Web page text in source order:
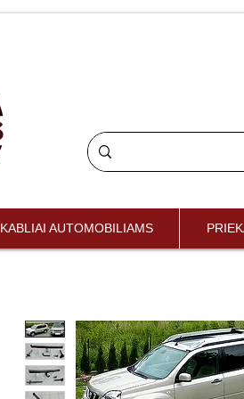
KABLIAI AUTOMOBILIAMS